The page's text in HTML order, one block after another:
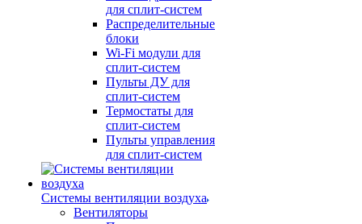
для сплит-систем
Распределительные
блоки
Wi-Fi модули для
сплит-систем
Пульты ДУ для
сплит-систем
Термостаты для
сплит-систем
Пульты управления
для сплит-систем
Системы вентиляции воздуха
Вентиляторы